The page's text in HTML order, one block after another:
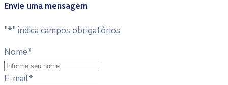
Envie uma mensagem
"*" indica campos obrigatórios
Nome*
E-mail*